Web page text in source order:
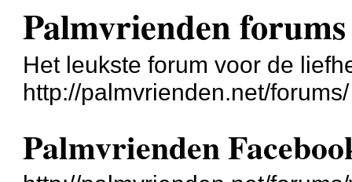
Palmvrienden forums
Het leukste forum voor de
http://palmvrienden.net/forums/
Palmvrienden